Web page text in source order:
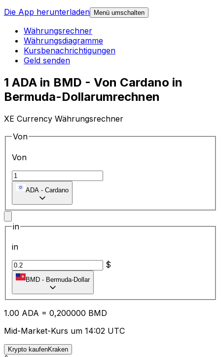
Die App herunterladen
Menü umschalten
Währungsrechner
Währungsdiagramme
Kursbenachrichtigungen
Geld senden
1 ADA in BMD - Von Cardano in
Bermuda-Dollarumrechnen
XE Currency Währungsrechner
Von
Von
ADA - Cardano
in
in
$
BMD - Bermuda-Dollar
1.00 ADA = 0,200000 BMD
Mid-Market-Kurs um 14:02 UTC
Krypto kaufenKraken